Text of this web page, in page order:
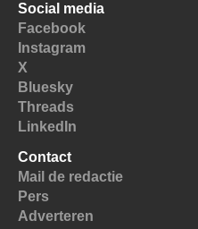
Social media
Facebook
Instagram
X
Bluesky
Threads
LinkedIn
Contact
Mail de redactie
Pers
Adverteren